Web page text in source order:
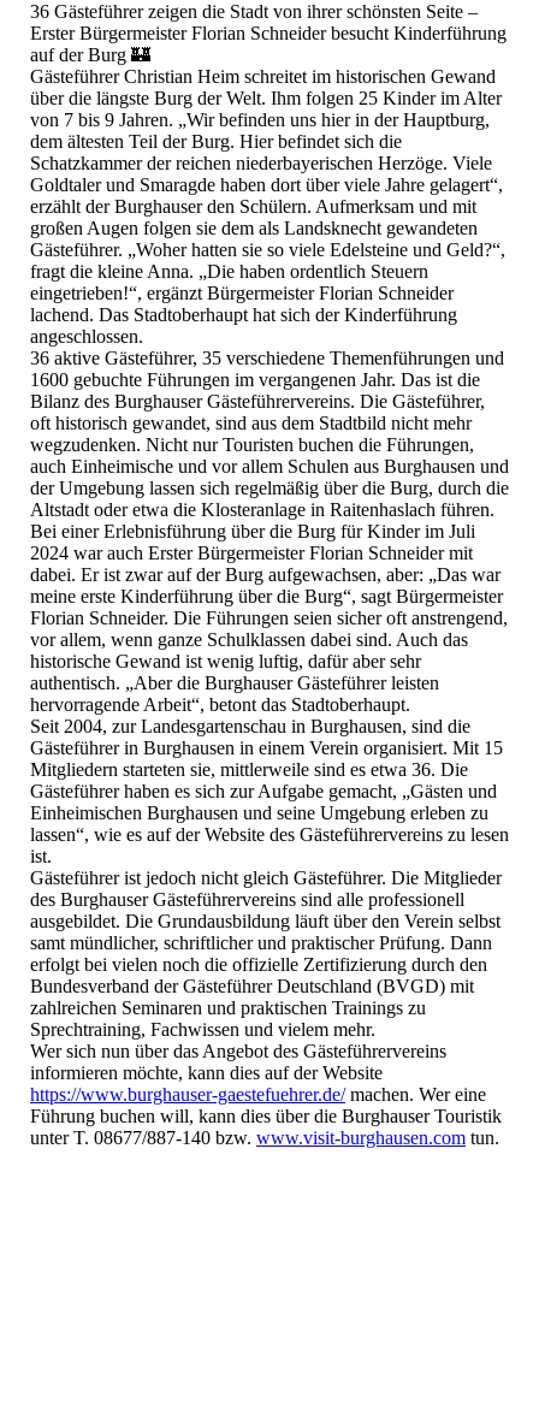
36 Gästeführer zeigen die Stadt von ihrer schönsten Seite –
Erster Bürgermeister Florian Schneider besucht Kinderführung
auf der Burg 🏰
Gästeführer Christian Heim schreitet im historischen Gewand
über die längste Burg der Welt. Ihm folgen 25 Kinder im Alter
von 7 bis 9 Jahren. „Wir befinden uns hier in der Hauptburg,
dem ältesten Teil der Burg. Hier befindet sich die
Schatzkammer der reichen niederbayerischen Herzöge. Viele
Goldtaler und Smaragde haben dort über viele Jahre gelagert“,
erzählt der Burghauser den Schülern. Aufmerksam und mit
großen Augen folgen sie dem als Landsknecht gewandeten
Gästeführer. „Woher hatten sie so viele Edelsteine und Geld?“,
fragt die kleine Anna. „Die haben ordentlich Steuern
eingetrieben!“, ergänzt Bürgermeister Florian Schneider
lachend. Das Stadtoberhaupt hat sich der Kinderführung
angeschlossen.
36 aktive Gästeführer, 35 verschiedene Themenführungen und
1600 gebuchte Führungen im vergangenen Jahr. Das ist die
Bilanz des Burghauser Gästeführervereins. Die Gästeführer,
oft historisch gewandet, sind aus dem Stadtbild nicht mehr
wegzudenken. Nicht nur Touristen buchen die Führungen,
auch Einheimische und vor allem Schulen aus Burghausen und
der Umgebung lassen sich regelmäßig über die Burg, durch die
Altstadt oder etwa die Klosteranlage in Raitenhaslach führen.
Bei einer Erlebnisführung über die Burg für Kinder im Juli
2024 war auch Erster Bürgermeister Florian Schneider mit
dabei. Er ist zwar auf der Burg aufgewachsen, aber: „Das war
meine erste Kinderführung über die Burg“, sagt Bürgermeister
Florian Schneider. Die Führungen seien sicher oft anstrengend,
vor allem, wenn ganze Schulklassen dabei sind. Auch das
historische Gewand ist wenig luftig, dafür aber sehr
authentisch. „Aber die Burghauser Gästeführer leisten
hervorragende Arbeit“, betont das Stadtoberhaupt.
Seit 2004, zur Landesgartenschau in Burghausen, sind die
Gästeführer in Burghausen in einem Verein organisiert. Mit 15
Mitgliedern starteten sie, mittlerweile sind es etwa 36. Die
Gästeführer haben es sich zur Aufgabe gemacht, „Gästen und
Einheimischen Burghausen und seine Umgebung erleben zu
lassen“, wie es auf der Website des Gästeführervereins zu lesen
ist.
Gästeführer ist jedoch nicht gleich Gästeführer. Die Mitglieder
des Burghauser Gästeführervereins sind alle professionell
ausgebildet. Die Grundausbildung läuft über den Verein selbst
samt mündlicher, schriftlicher und praktischer Prüfung. Dann
erfolgt bei vielen noch die offizielle Zertifizierung durch den
Bundesverband der Gästeführer Deutschland (BVGD) mit
zahlreichen Seminaren und praktischen Trainings zu
Sprechtraining, Fachwissen und vielem mehr.
Wer sich nun über das Angebot des Gästeführervereins
informieren möchte, kann dies auf der Website
https://www.burghauser-gaestefuehrer.de/machen. Wer eine
Führung buchen will, kann dies über die Burghauser Touristik
unter T. 08677/887-140 bzw. www.visit-burghausen.com tun.